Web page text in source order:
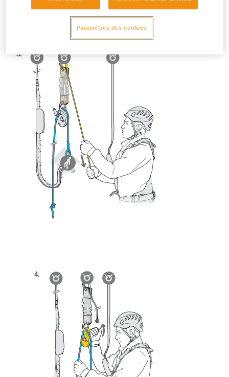
Paramètres des cookies